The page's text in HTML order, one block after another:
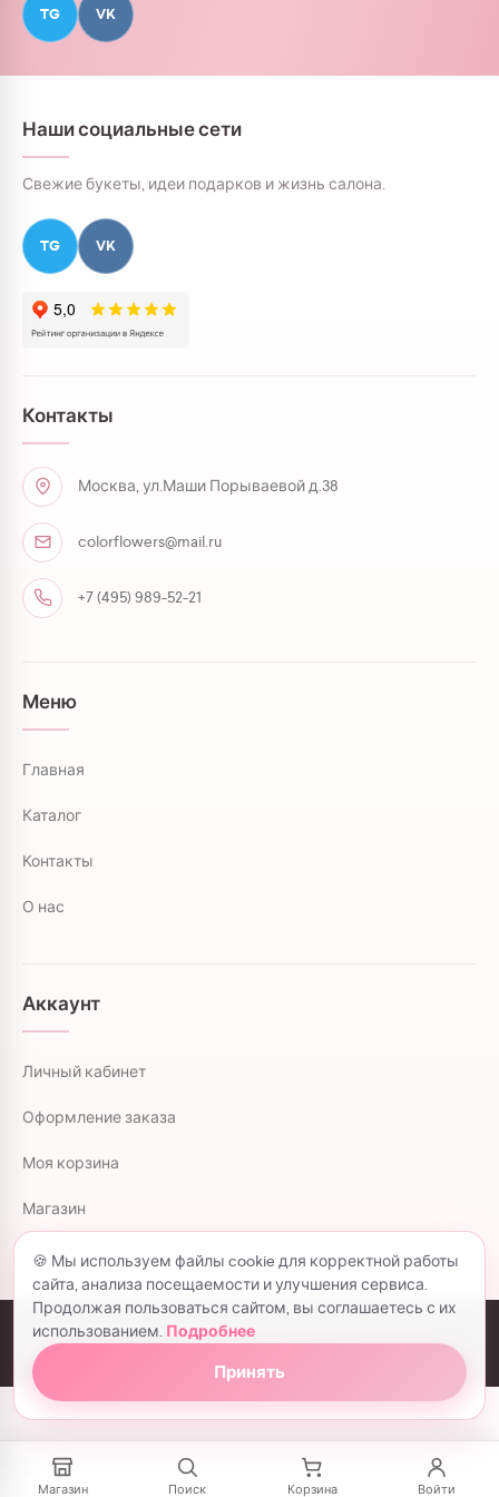
TG VK
Наши социальные сети
Свежие букеты, идеи подарков и жизнь салона.
TG VK
Контакты
Москва, ул.Маши Порываевой д.38
colorflowers@mail.ru
+7 (495) 989-52-21
Меню
Главная
Каталог
Контакты
О нас
Аккаунт
Личный кабинет
Оформление заказа
Моя корзина
Магазин
colorflowers.ru © 2026 все права защищены.
Политика конфиденциальности
🍪 Мы используем файлы cookie для корректной работы
сайта, анализа посещаемости и улучшения сервиса.
Продолжая пользоваться сайтом, вы соглашаетесь с их
использованием. Подробнее
Принять
Магазин Поиск Корзина Войти